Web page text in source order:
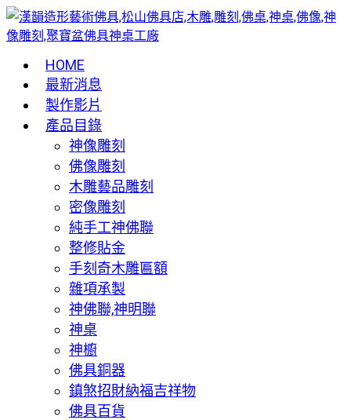
HOME
最新消息
製作影片
產品目錄
神像雕刻
佛像雕刻
木雕藝品雕刻
密像雕刻
純手工神佛聯
整修貼金
手刻奇木雕匾額
雜項承製
神佛聯,神明聯
神桌
神櫥
佛具銅器
鎮煞招財納福吉祥物
佛具百貨